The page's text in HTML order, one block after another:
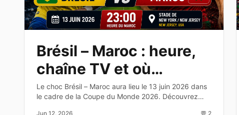
Brésil – Maroc : heure,
chaîne TV et où
regarder le match de la
Coupe du Monde 2026
Le choc Brésil – Maroc aura lieu le 13 juin 2026 dans
le cadre de la Coupe du Monde 2026. Découvrez
Jun 12, 2026 💬 2